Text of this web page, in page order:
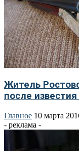
Житель
после
Главное 10 марта
- реклама -